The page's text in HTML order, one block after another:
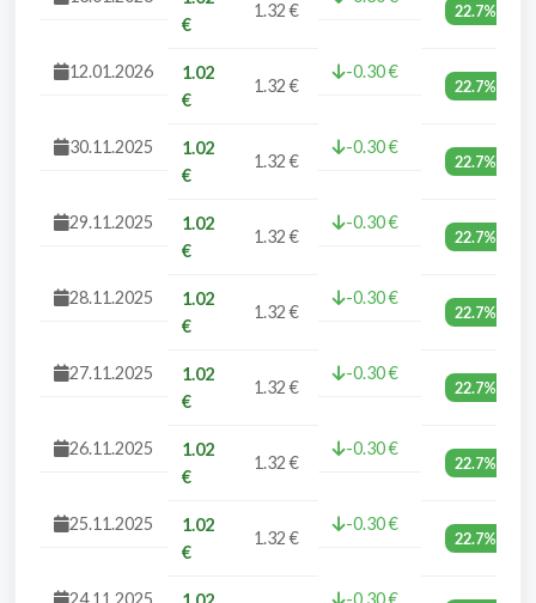
€
1.32 € 22.7%
12.01.2026
1.02
€
1.32 €
-0.30 €
22.7%
30.11.2025
1.02
€
1.32 €
-0.30 €
22.7%
29.11.2025
1.02
€
1.32 €
-0.30 €
22.7%
28.11.2025
1.02
€
1.32 €
-0.30 €
22.7%
27.11.2025
1.02
€
1.32 €
-0.30 €
22.7%
26.11.2025
1.02
€
1.32 €
-0.30 €
22.7%
25.11.2025
1.02
€
1.32 €
-0.30 €
22.7%
24.11.2025 -0.30 €